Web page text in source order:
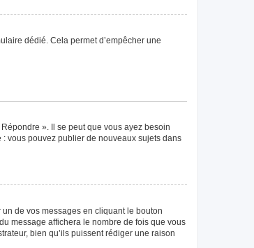
dédié. Cela permet d’empêcher une
». Il se peut que vous ayez besoin
vous pouvez publier de nouveaux sujets dans
de vos messages en cliquant le bouton
message affichera le nombre de fois que vous
bien qu’ils puissent rédiger une raison